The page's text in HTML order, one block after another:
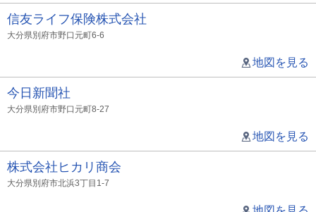
信友ライフ保険株式会社
大分県別府市野口元町6-6
地図を見る
今日新聞社
大分県別府市野口元町8-27
地図を見る
株式会社ヒカリ商会
大分県別府市北浜3丁目1-7